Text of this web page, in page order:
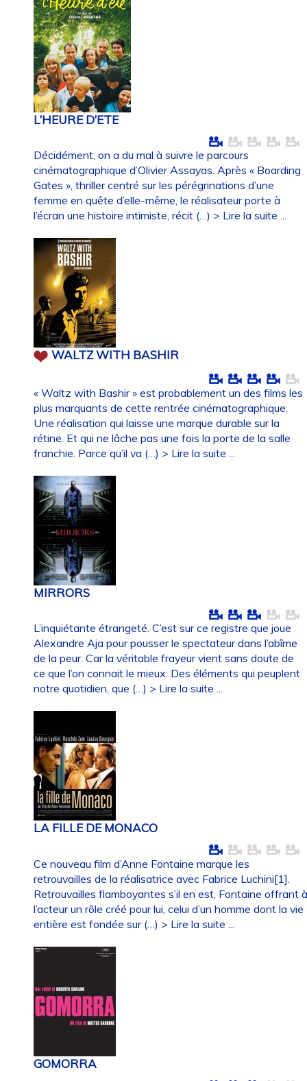
L’HEURE D’ETE
Décidément, on a du mal à suivre le parcours
cinématographique d’Olivier Assayas. Après « Boarding
Gates », thriller centré sur les pérégrinations d’une
femme en quête d’elle-même, le réalisateur porte à
l’écran une histoire intimiste, récit (…) > Lire la suite ...
WALTZ WITH BASHIR
« Waltz with Bashir » est probablement un des films les
plus marquants de cette rentrée cinématographique.
Une réalisation qui laisse une marque durable sur la
rétine. Et qui ne lâche pas une fois la porte de la salle
franchie. Parce qu’il va (…) > Lire la suite ...
MIRRORS
L’inquiétante étrangeté. C’est sur ce registre que joue
Alexandre Aja pour pousser le spectateur dans l’abîme
de la peur. Car la véritable frayeur vient sans doute de
ce que l’on connait le mieux. Des éléments qui peuplent
notre quotidien, que (…) > Lire la suite ...
LA FILLE DE MONACO
Ce nouveau film d’Anne Fontaine marque les
retrouvailles de la réalisatrice avec Fabrice Luchini[1].
Retrouvailles flamboyantes s’il en est, Fontaine offrant
l’acteur un rôle créé pour lui, celui d’un homme dont la vie
entière est fondée sur (…) > Lire la suite ...
GOMORRA